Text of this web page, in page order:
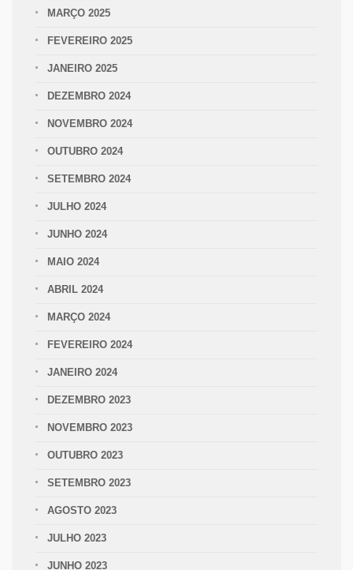
MARÇO 2025
FEVEREIRO 2025
JANEIRO 2025
DEZEMBRO 2024
NOVEMBRO 2024
OUTUBRO 2024
SETEMBRO 2024
JULHO 2024
JUNHO 2024
MAIO 2024
ABRIL 2024
MARÇO 2024
FEVEREIRO 2024
JANEIRO 2024
DEZEMBRO 2023
NOVEMBRO 2023
OUTUBRO 2023
SETEMBRO 2023
AGOSTO 2023
JULHO 2023
JUNHO 2023